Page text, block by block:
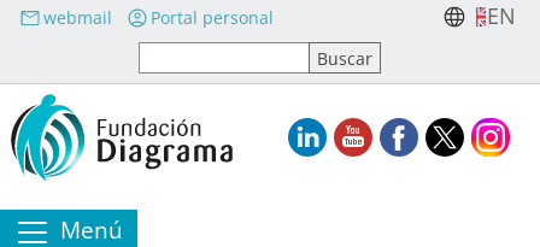
Pasar al contenido principal
webmail Portal personal EN
Menú